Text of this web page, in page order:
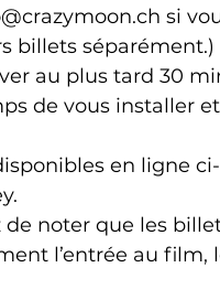
si
billets séparément.)
au plus tard 30
de vous installer
en ligne
de noter que les
l’entrée au film,